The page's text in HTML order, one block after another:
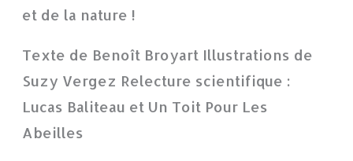
et de la nature !
Texte de Benoît Broyart Illustrations de
Suzy Vergez Relecture scientifique :
Lucas Baliteau et Un Toit Pour Les
Abeilles